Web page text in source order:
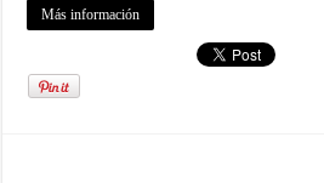
Más información